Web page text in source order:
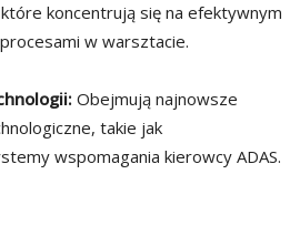
koncentrują się na efektywnym
w warsztacie.
Obejmują najnowsze
takie jak
wspomagania kierowcy ADAS.